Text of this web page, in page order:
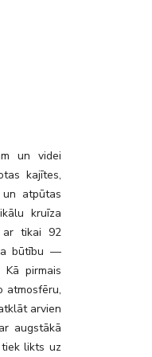
un videi
kajītes,
atpūtas
kruīza
ar tikai 92
būtību —
Kā pirmais
atmosfēru,
arvien
augstākā
tiek likts uz